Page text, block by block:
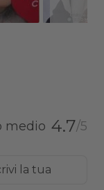
la tua
4.7